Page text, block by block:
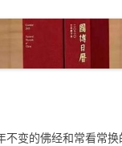
不变的佛经和常看常